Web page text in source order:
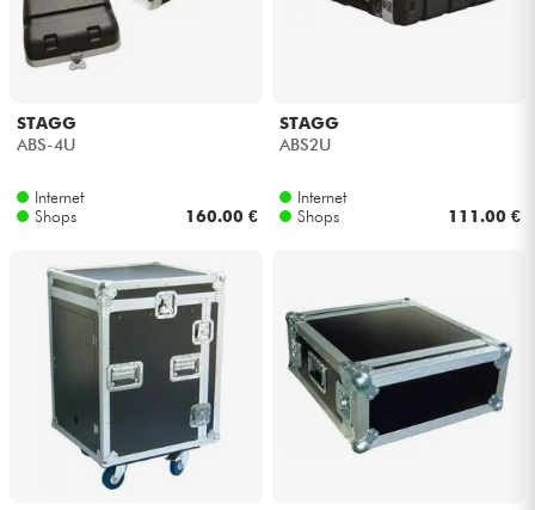
STAGG
ABS-4U
Internet
Shops
160.00 €
STAGG
ABS2U
Internet
Shops
111.00 €